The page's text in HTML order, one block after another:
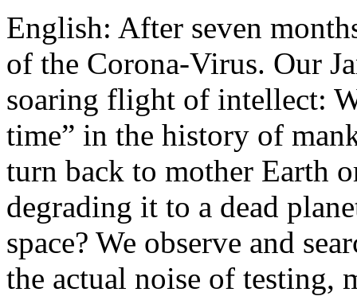
English: After seven
of the Corona-Virus. Our
soaring flight of intellect:
time” in the history of
turn back to mother Earth
degrading it to a dead
space? We observe and
the actual noise of testing,